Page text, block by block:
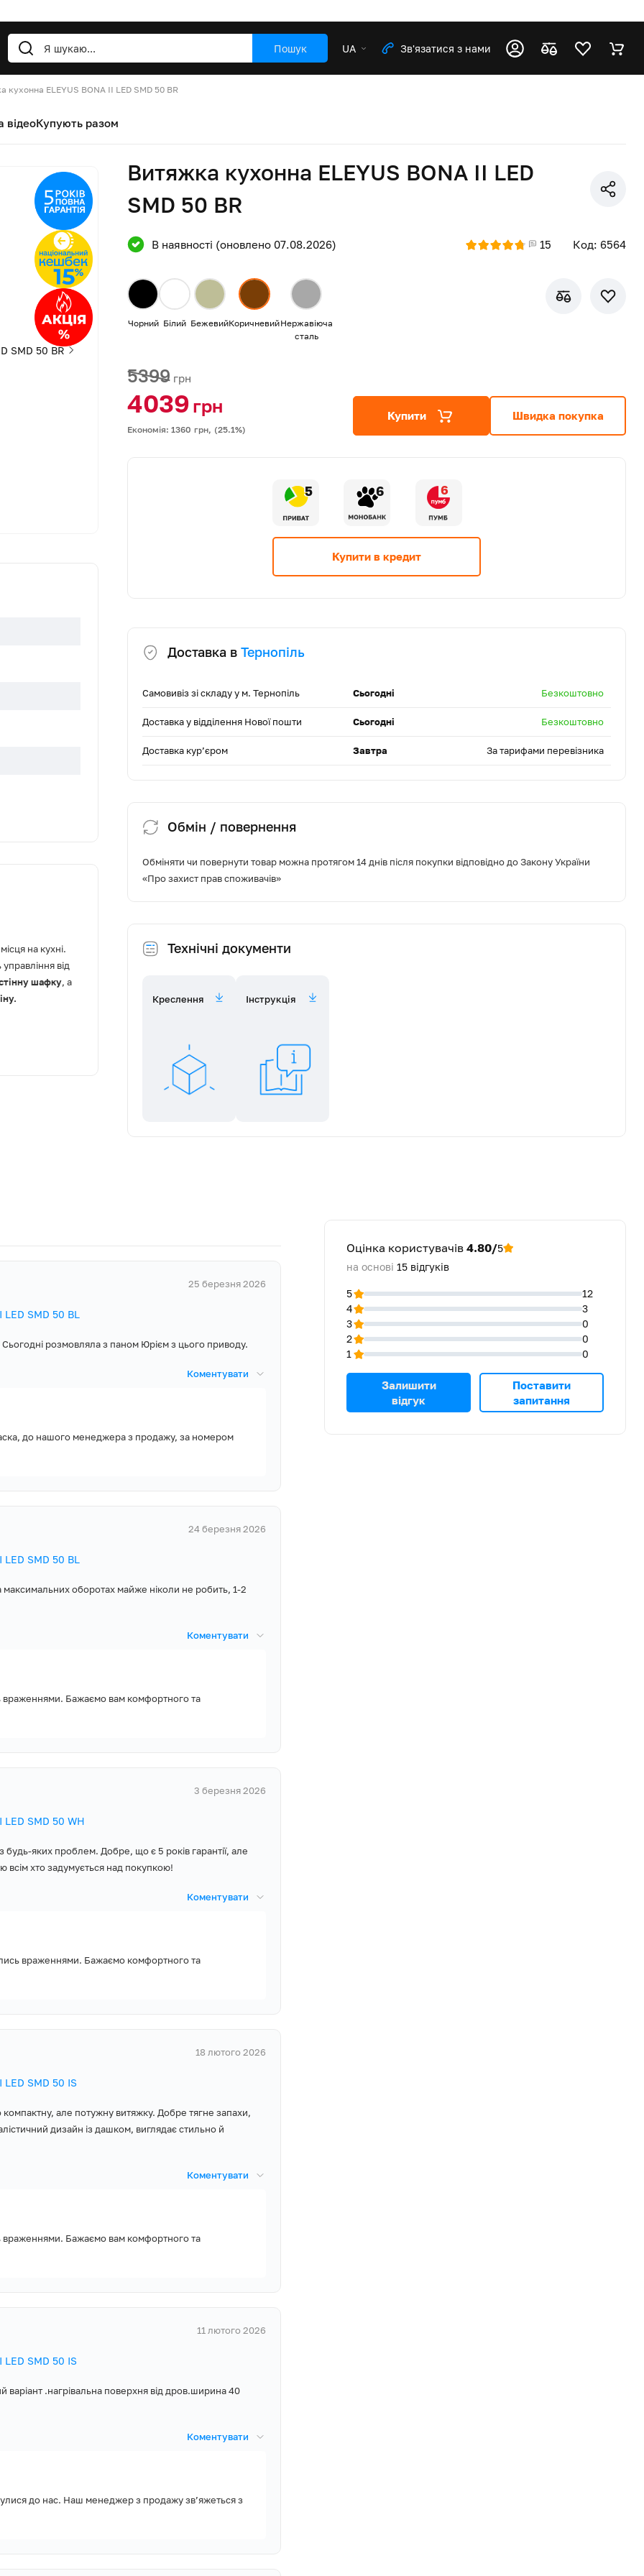
Пошук UA Зв'язатися з нами
кухонна ELEYUS BONA ІІ LED SMD 50 BR
відеоКупують разом
на кухні.
від
шафку, а
із 3 швидкостей
більше –
щоб
сімейний
в кухні!
і доступну
Витяжка кухонна ELEYUS BONA ІІ LED
SMD 50 BR
В наявності (оновлено 07.08.2026) 15 Код: 6564
Чорний Білий БежевийКоричневийНержавіюча
сталь
5399 грн
4039грн
Економія: 1360 грн, (25.1%)
Купити Швидка покупка
5 6 6
Купити в кредит
Доставка в Тернопіль
Самовивіз зі складу у м. Тернопіль Сьогодні Безкоштовно
Доставка у відділення Нової пошти Сьогодні Безкоштовно
Доставка кур’єром Завтра За тарифами перевізника
Обмін / повернення
Обміняти чи повернути товар можна протягом 14 днів після покупки відповідно до Закону України
«Про захист прав споживачів»
Технічні документи
Креслення Інструкція
25 березня 2026
LED SMD 50 BL
розмовляла з паном Юрієм з цього приводу.
Коментувати
до нашого менеджера з продажу, за номером
24 березня 2026
LED SMD 50 BL
оборотах майже ніколи не робить, 1-2
Коментувати
враженнями. Бажаємо вам комфортного та
3 березня 2026
LED SMD 50 WH
яких проблем. Добре, що є 5 років гарантії, але
всім хто задумується над покупкою!
Коментувати
враженнями. Бажаємо комфортного та
18 лютого 2026
LED SMD 50 IS
але потужну витяжку. Добре тягне запахи,
дизайн із дашком, виглядає стильно й
Коментувати
враженнями. Бажаємо вам комфортного та
11 лютого 2026
LED SMD 50 IS
варіант .нагрівальна поверхня від дров.ширина 40
Коментувати
до нас. Наш менеджер з продажу зв’яжеться з
Оцінка користувачів 4.80/5
на основі 15 відгуків
5
12
4
3
3
0
2
0
1
0
Залишити
відгук
Поставити
запитання